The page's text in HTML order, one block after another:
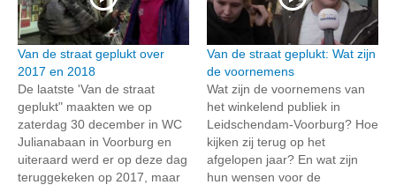
Van de straat geplukt over
2017 en 2018
De laatste 'Van de straat
geplukt" maakten we op
zaterdag 30 december in WC
Julianabaan in Voorburg en
uiteraard werd er op deze dag
teruggekeken op 2017, maar
Van de straat geplukt: Wat zijn
de voornemens
Wat zijn de voornemens van
het winkelend publiek in
Leidschendam-Voorburg? Hoe
kijken zij terug op het
afgelopen jaar? En wat zijn
hun wensen voor de